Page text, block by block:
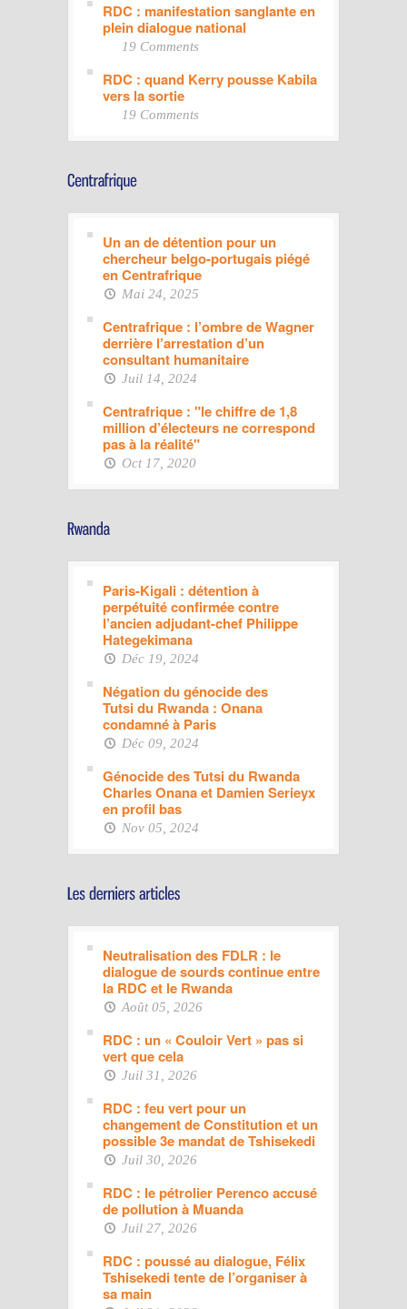
RDC : manifestation sanglante en
plein dialogue national
19 Comments
RDC : quand Kerry pousse Kabila
vers la sortie
19 Comments
Un an de détention pour un
chercheur belgo-portugais piégé
en Centrafrique
Mai 24, 2025
Centrafrique : l’ombre de Wagner
derrière l’arrestation d’un
consultant humanitaire
Juil 14, 2024
Centrafrique : "le chiffre de 1,8
million d’électeurs ne correspond
pas à la réalité"
Oct 17, 2020
Paris-Kigali : détention à
perpétuité confirmée contre
l’ancien adjudant-chef Philippe
Hategekimana
Déc 19, 2024
Négation du génocide des
Tutsi du Rwanda : Onana
condamné à Paris
Déc 09, 2024
Génocide des Tutsi du Rwanda
Charles Onana et Damien Serieyx
en profil bas
Nov 05, 2024
Neutralisation des FDLR : le
dialogue de sourds continue entre
la RDC et le Rwanda
Août 05, 2026
RDC : un « Couloir Vert » pas si
vert que cela
Juil 31, 2026
RDC : feu vert pour un
changement de Constitution et un
possible 3e mandat de Tshisekedi
Juil 30, 2026
RDC : le pétrolier Perenco accusé
de pollution à Muanda
Juil 27, 2026
RDC : poussé au dialogue, Félix
Tshisekedi tente de l’organiser à
sa main